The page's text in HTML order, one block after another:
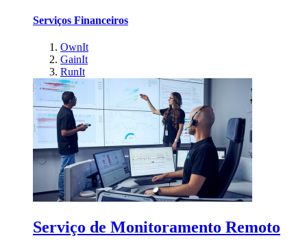
Serviços Financeiros
OwnIt
GainIt
RunIt
Serviço de Monitoramento Remoto